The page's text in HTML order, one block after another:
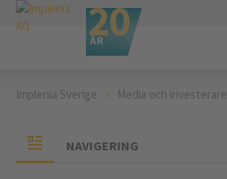
Implenia Sverige Media och investerare
NAVIGERING